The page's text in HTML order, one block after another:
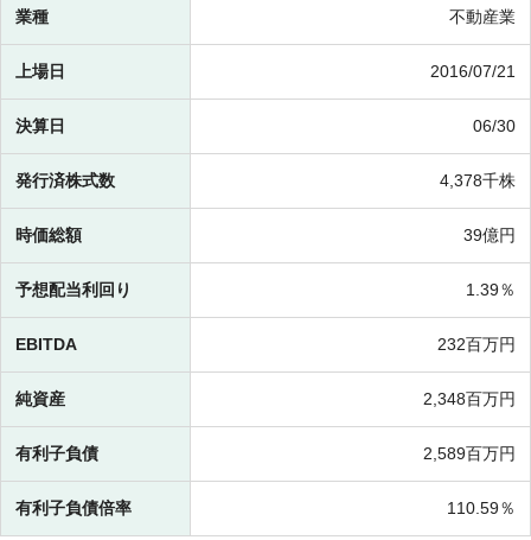
業種 不動産業
上場日 2016/07/21
決算日 06/30
発行済株式数 4,378千株
時価総額 39億円
予想配当利回り 1.39％
EBITDA 232百万円
純資産 2,348百万円
有利子負債 2,589百万円
有利子負債倍率 110.59％